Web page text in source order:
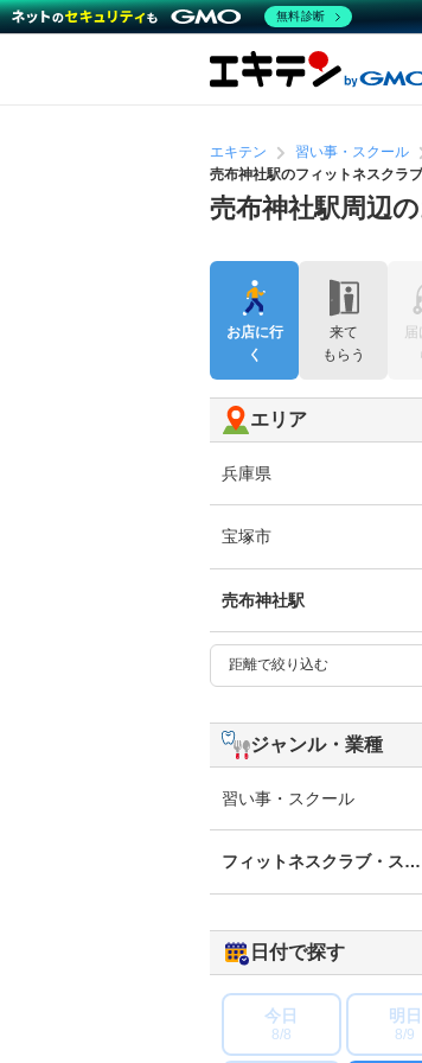
エキテン 習い事・スクール
売布神社駅のフィットネスクラ
売布神社駅周辺
お店に行
く
来て
もらう
エリア
兵庫県
宝塚市
売布神社駅
ジャンル・業種
習い事・スクール
フィットネスクラブ・スポ
日付で探す
今日
8/8
明日
8/9
無料診断